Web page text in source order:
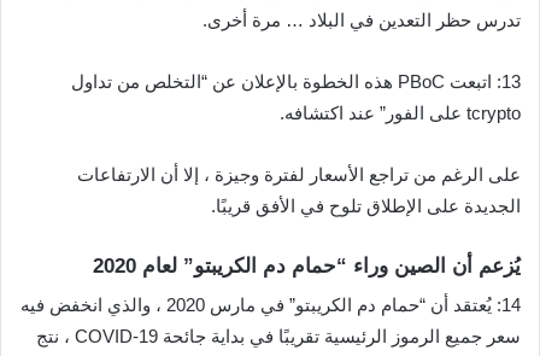
تدرس حظر التعدين في البلاد … مرة أخرى.
13: اتبعت PBoC هذه الخطوة بالإعلان عن “التخلص من تداول
tcrypto على الفور” عند اكتشافه.
على الرغم من تراجع الأسعار لفترة وجيزة ، إلا أن الارتفاعات
الجديدة على الإطلاق تلوح في الأفق قريبًا.
يُزعم أن الصين وراء “حمام دم الكريبتو” لعام 2020
14: يُعتقد أن “حمام دم الكريبتو” في مارس 2020 ، والذي انخفض فيه
سعر جميع الرموز الرئيسية تقريبًا في بداية جائحة COVID-19 ، نتج